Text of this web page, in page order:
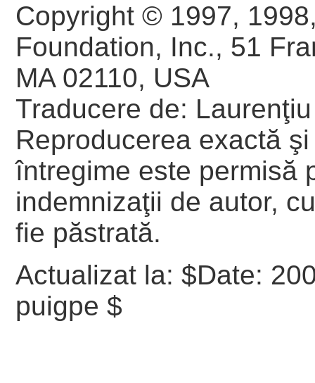
Copyright © 1997,
Foundation, Inc., 51
MA 02110, USA
Traducere de:
Reproducerea exactă
întregime este permisă
indemnizaţii de autor,
fie păstrată.
Actualizat la:$Date:
puigpe $